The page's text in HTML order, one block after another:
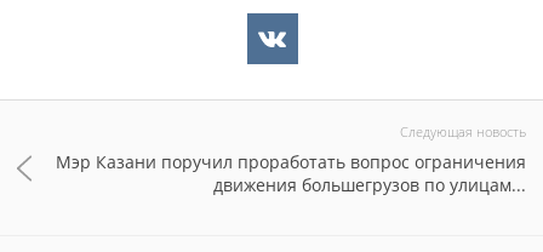
Следующая новость
Мэр Казани поручил проработать вопрос ограничения
движения большегрузов по улицам...